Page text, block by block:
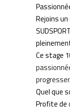
Rejoins un
Ce stage
progresser.
Quel que
Profite de